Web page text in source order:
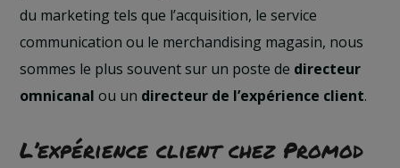
du marketing tels que l’acquisition, le service
communication ou le merchandising magasin, nous
sommes le plus souvent sur un poste de directeur
omnicanal ou un directeur de l’expérience client.
L’expérience client chez Promod